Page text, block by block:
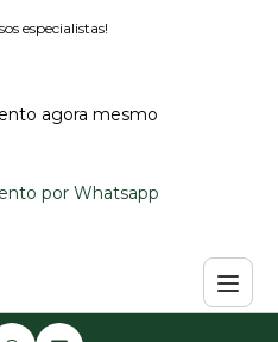
especialistas!
agora mesmo
por Whatsapp